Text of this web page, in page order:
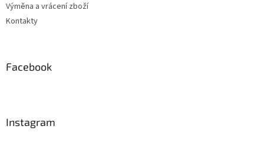
Výměna a vrácení zboží
Kontakty
Facebook
Instagram